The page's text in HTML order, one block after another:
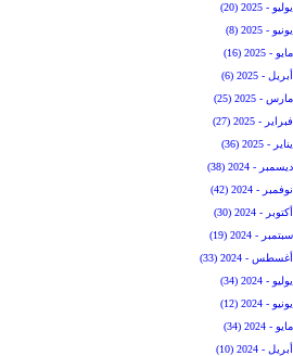
يوليو - 2025 (20)
يونيو - 2025 (8)
مايو - 2025 (16)
أبريل - 2025 (6)
مارس - 2025 (25)
فبراير - 2025 (27)
يناير - 2025 (36)
ديسمبر - 2024 (38)
نوفمبر - 2024 (42)
أكتوبر - 2024 (30)
سبتمبر - 2024 (19)
أغسطس - 2024 (33)
يوليو - 2024 (34)
يونيو - 2024 (12)
مايو - 2024 (34)
أبريل - 2024 (10)